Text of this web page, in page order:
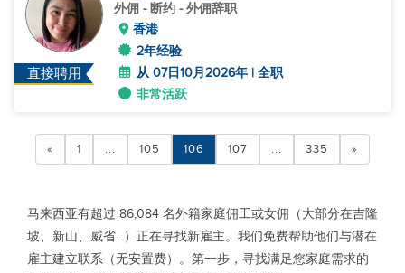
直接聘用
外佣 - 断约 - 外佣辞职
香港
2年经验
从 07日10月2026年 | 全职
非常活跃
« 1 ... 105 106 107 ... 335 »
马来西亚有超过 86,084 名外籍家庭佣工或女佣（大部分在吉隆
坡、新山、威省...）正在寻找新雇主。我们免费帮助他们与潜在
雇主建立联系（无安置费）。第一步，寻找满足您家庭需求的